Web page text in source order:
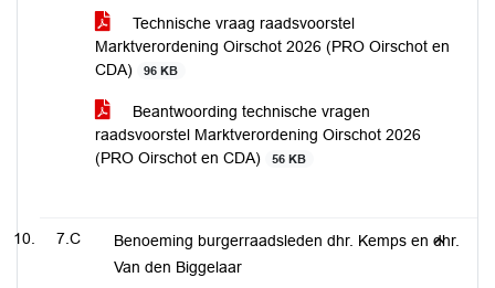
Technische vraag raadsvoorstel
Marktverordening Oirschot 2026 (PRO Oirschot en
CDA)
96 KB
Beantwoording technische vragen
raadsvoorstel Marktverordening Oirschot 2026
(PRO Oirschot en CDA)
56 KB
7.C
Benoeming burgerraadsleden dhr. Kemps en dhr.
Van den Biggelaar